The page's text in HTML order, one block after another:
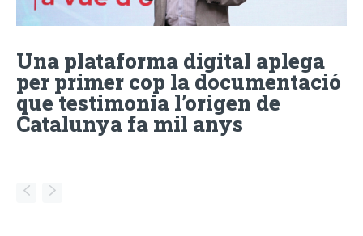
Una plataforma digital aplega
per primer cop la documentació
que testimonia l’origen de
Catalunya fa mil anys